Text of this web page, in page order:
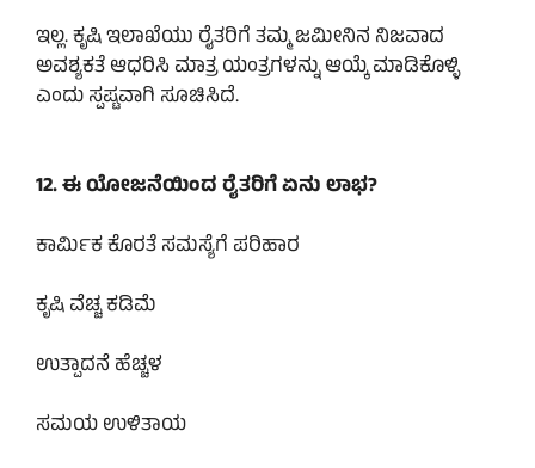
ಇಲ್ಲ. ಕೃಷಿ ಇಲಾಖೆಯು ರೈತರಿಗೆ ತಮ್ಮ ಜಮೀನಿನ ನಿಜವಾದ
ಅವಶ್ಯಕತೆ ಆಧರಿಸಿ ಮಾತ್ರ ಯಂತ್ರಗಳನ್ನು ಆಯ್ಕೆ ಮಾಡಿಕೊಳ್ಳಿ
ಎಂದು ಸ್ಪಷ್ಟವಾಗಿ ಸೂಚಿಸಿದೆ.
12. ಈ ಯೋಜನೆಯಿಂದ ರೈತರಿಗೆ ಏನು ಲಾಭ?
ಕಾರ್ಮಿಕ ಕೊರತೆ ಸಮಸ್ಯೆಗೆ ಪರಿಹಾರ
ಕೃಷಿ ವೆಚ್ಚ ಕಡಿಮೆ
ಉತ್ಪಾದನೆ ಹೆಚ್ಚಳ
ಸಮಯ ಉಳಿತಾಯ